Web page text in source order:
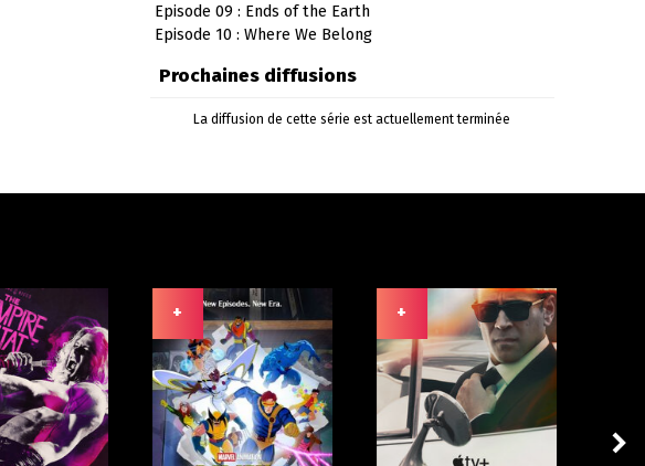
Episode 09 : Ends of the Earth
Episode 10 : Where We Belong
Prochaines diffusions
La diffusion de cette série est actuellement terminée
+ +